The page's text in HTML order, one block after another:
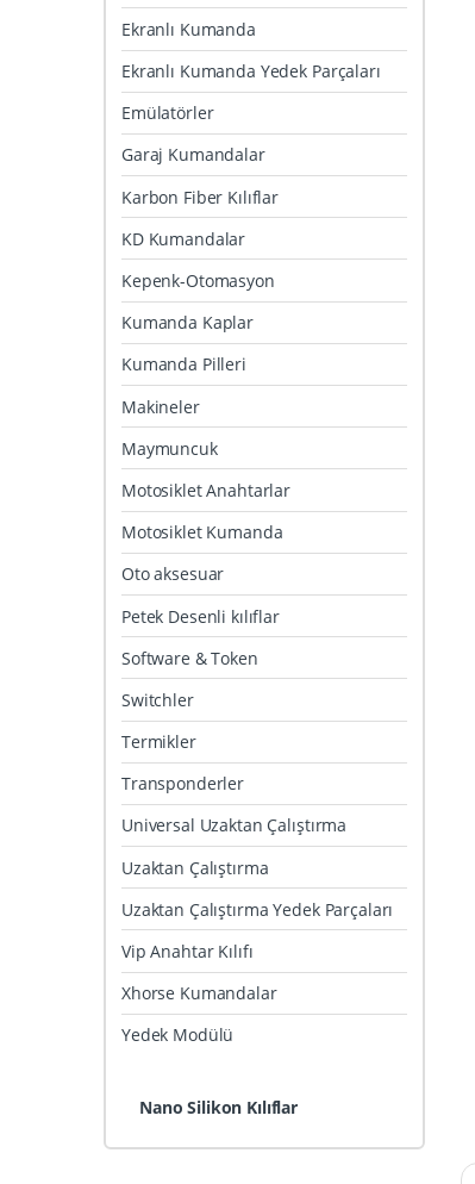
Ekranlı Kumanda
Ekranlı Kumanda Yedek Parçaları
Emülatörler
Garaj Kumandalar
Karbon Fiber Kılıflar
KD Kumandalar
Kepenk-Otomasyon
Kumanda Kaplar
Kumanda Pilleri
Makineler
Maymuncuk
Motosiklet Anahtarlar
Motosiklet Kumanda
Oto aksesuar
Petek Desenli kılıflar
Software & Token
Switchler
Termikler
Transponderler
Universal Uzaktan Çalıştırma
Uzaktan Çalıştırma
Uzaktan Çalıştırma Yedek Parçaları
Vip Anahtar Kılıfı
Xhorse Kumandalar
Yedek Modülü
Nano Silikon Kılıflar